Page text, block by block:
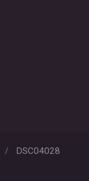
DSC04028